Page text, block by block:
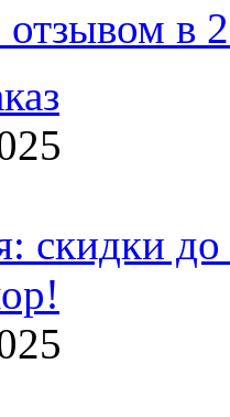
отзывом
скидки